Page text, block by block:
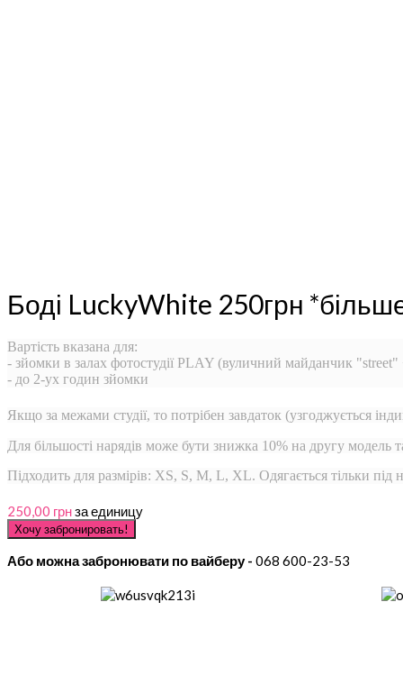
Боді LuckyWhite 250грн
Вартість вказана для:
- зйомки в залах фотостудії PLAY (вуличний майданчик "street"
- до 2-ух годин зйомки
Якщо за межами студії, то потрібен завдаток (узгоджується
Для більшості нарядів може бути знижка 10% на другу
Підходить для размірів: XS, S, M, L, XL. Одягається тільки
250,00 грнза единицу
Або можна забронювати по вайберу - 068 600-23-53